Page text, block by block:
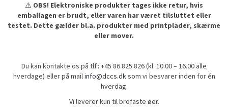
⚠️ OBS! Elektroniske produkter tages ikke retur, hvis
emballagen er brudt, eller varen har været tilsluttet eller
testet. Dette gælder bl.a. produkter med printplader, skærme
eller mover.
Du kan kontakte os på tlf.: +45 86 825 826 (kl. 10.00 – 16.00 alle
hverdage) eller på mailinfo@dccs.dksom vi besvarer inden for én
hverdag.
Vi leverer kun til brofaste øer.